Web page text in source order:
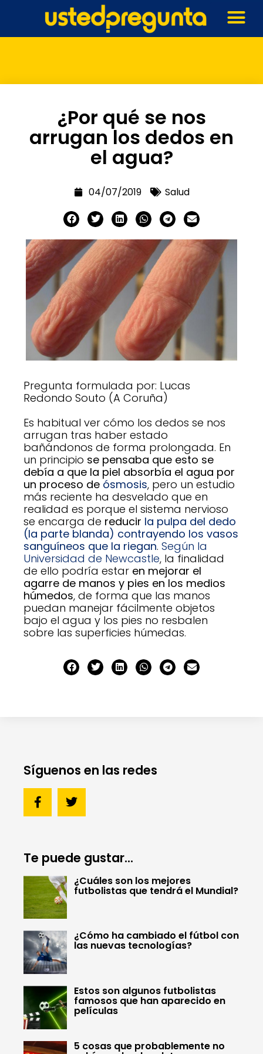
¿Por qué se nos
arrugan los dedos en
el agua?
04/07/2019 Salud
Pregunta formulada por: Lucas
Redondo Souto (A Coruña)
Es habitual ver cómo los dedos se nos
arrugan tras haber estado
bañándonos de forma prolongada. En
un principio se pensaba que esto se
debía a que la piel absorbía el agua por
un proceso de ósmosis, pero un estudio
más reciente ha desvelado que en
realidad es porque el sistema nervioso
se encarga de reducir la pulpa del dedo
(la parte blanda) contrayendo los vasos
sanguíneos que la riegan. Según la
Universidad de Newcastle, la finalidad
de ello podría estar en mejorar el
agarre de manos y pies en los medios
húmedos, de forma que las manos
puedan manejar fácilmente objetos
bajo el agua y los pies no resbalen
sobre las superficies húmedas.
Síguenos en las redes
Te puede gustar...
¿Cuáles son los mejores
futbolistas que tendrá el Mundial?
¿Cómo ha cambiado el fútbol con
las nuevas tecnologías?
Estos son algunos futbolistas
famosos que han aparecido en
películas
5 cosas que probablemente no